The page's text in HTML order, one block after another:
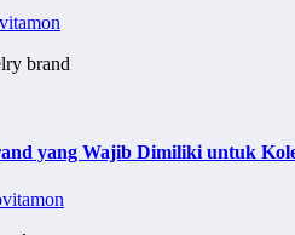
yang Wajib Dimiliki untuk